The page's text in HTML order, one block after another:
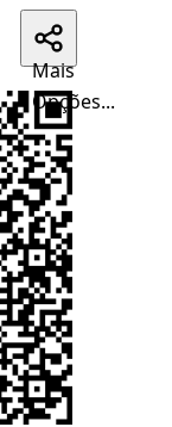
Mais
Opções...